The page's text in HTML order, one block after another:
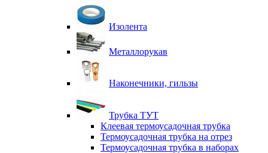
Изолента
Металлорукав
Наконечники, гильзы
Трубка ТУТ
Клеевая термоусадочная трубка
Термоусадочная трубка на отрез
Термоусадочная трубка в наборах